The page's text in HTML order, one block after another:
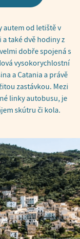
autem od letiště v
také dvě hodiny z
dobře spojená s
vysokorychlostní
a Catania a právě
zastávkou. Mezi
linky autobusu, je
skútru či kola.